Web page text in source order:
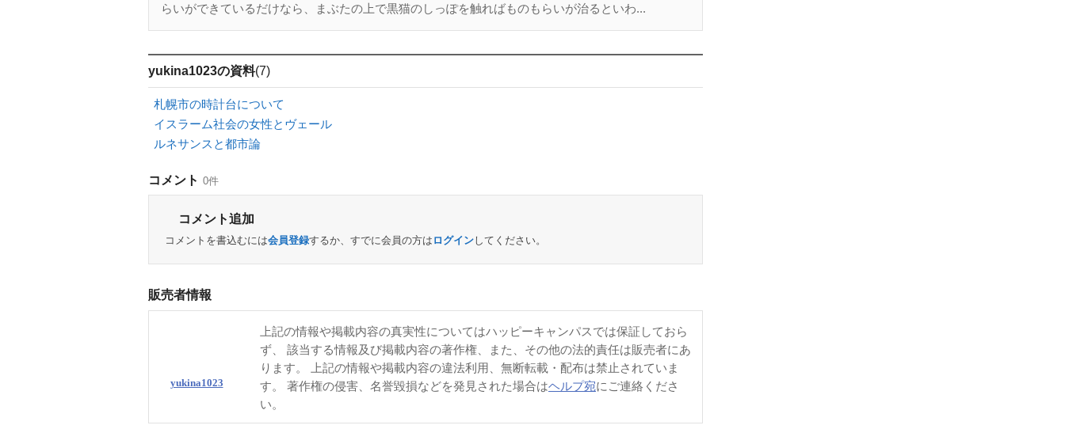
らいができているだけなら、まぶたの上で黒猫のしっぽを触ればものもらいが治るといわ...
yukina1023の資料(7)
札幌市の時計台について
イスラーム社会の女性とヴェール
ルネサンスと都市論
コメント 0件
コメント追加
コメントを書込むには会員登録するか、すでに会員の方は ログインしてください。
販売者情報
yukina1023
上記の情報や掲載内容の真実性についてはハッピーキャンパスでは保証しておら
ず、 該当する情報及び掲載内容の著作権、また、その他の法的責任は販売者にあ
ります。 上記の情報や掲載内容の違法利用、無断転載・配布は禁止されていま
す。 著作権の侵害、名誉毀損などを発見された場合はヘルプ宛にご連絡くださ
い。